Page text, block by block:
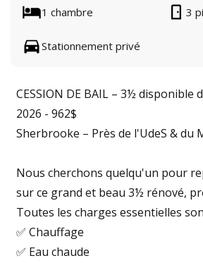
1 chambre 3
Stationnement privé
CESSION DE BAIL – 3½ disponible
2026 - 962$
Sherbrooke – Près de l'UdeS & du
Nous cherchons quelqu'un pour
sur ce grand et beau 3½ rénové,
Toutes les charges essentielles
✅ Chauffage
✅ Eau chaude